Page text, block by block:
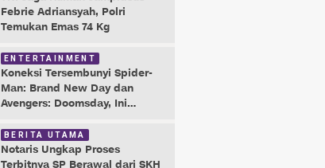
Febrie Adriansyah, Polri
Temukan Emas 74 Kg
ENTERTAINMENT
Koneksi Tersembunyi Spider-
Man: Brand New Day dan
Avengers: Doomsday, Ini
BERITA UTAMA
Notaris Ungkap Proses
Terbitnya SP Berawal dari SKH